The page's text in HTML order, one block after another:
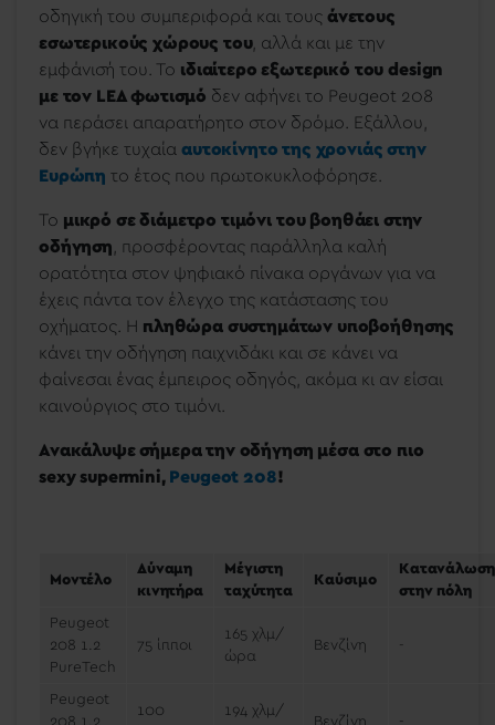
οδηγική του συμπεριφορά και τους άνετους
εσωτερικούς χώρους του, αλλά και με την
εμφάνισή του. Το ιδιαίτερο εξωτερικό του design
με τον LΕΔ φωτισμό δεν αφήνει το Peugeot 208
να περάσει απαρατήρητο στον δρόμο. Εξάλλου,
δεν βγήκε τυχαία αυτοκίνητο της χρονιάς στην
Ευρώπη το έτος που πρωτοκυκλοφόρησε.
To μικρό σε διάμετρο τιμόνι του βοηθάει στην
οδήγηση , προσφέροντας παράλληλα καλή
ορατότητα στον ψηφιακό πίνακα οργάνων για να
έχεις πάντα τον έλεγχο της κατάστασης του
οχήματος. Η πληθώρα συστημάτων υποβοήθησης
κάνει την οδήγηση παιχνιδάκι και σε κάνει να
φαίνεσαι ένας έμπειρος οδηγός, ακόμα κι αν είσαι
καινούργιος στο τιμόνι.
Ανακάλυψε σήμερα την οδήγηση μέσα στο πιο
sexy supermini, Peugeot 208!
Μοντέλο
Δύναμη
κινητήρα
Μέγιστη
ταχύτητα
Καύσιμο
Κατανάλωση
στην πόλη
Peugeot
208 1.2
PureTech
75 ίπποι
165 χλμ/
ώρα
Βενζίνη -
Peugeot
208 1.2
100
194 χλμ/
Βενζίνη -